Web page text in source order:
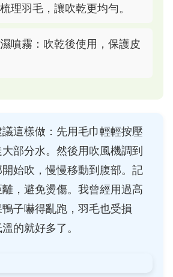
理羽毛，讓吹乾更均勻。
噴霧：吹乾後使用，保護皮
這樣做：先用毛巾輕輕按壓
部分水。然後用吹風機調到
始吹，慢慢移動到腹部。記
，避免燙傷。我曾經用過高
子嚇得亂跑，羽毛也受損
的就好多了。